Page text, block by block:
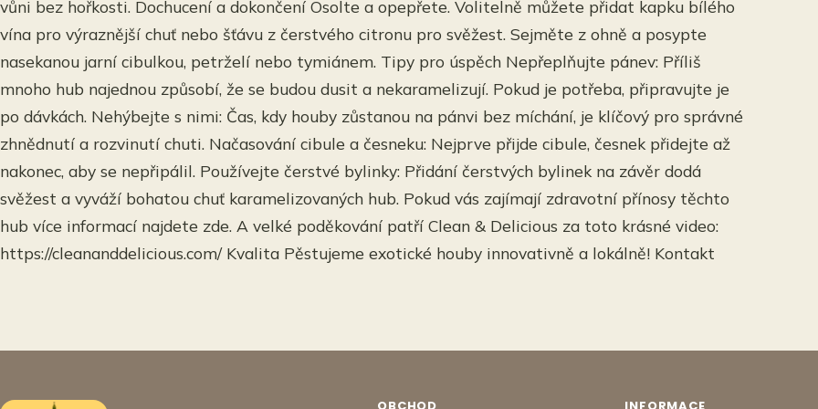
vůni bez hořkosti. Dochucení a dokončení Osolte a opepřete. Volitelně můžete přidat kapku bílého
vína pro výraznější chuť nebo šťávu z čerstvého citronu pro svěžest. Sejměte z ohně a posypte
nasekanou jarní cibulkou, petrželí nebo tymiánem. Tipy pro úspěch Nepřeplňujte pánev: Příliš
mnoho hub najednou způsobí, že se budou dusit a nekaramelizují. Pokud je potřeba, připravujte je
po dávkách. Nehýbejte s nimi: Čas, kdy houby zůstanou na pánvi bez míchání, je klíčový pro správné
zhnědnutí a rozvinutí chuti. Načasování cibule a česneku: Nejprve přijde cibule, česnek přidejte až
nakonec, aby se nepřipálil. Používejte čerstvé bylinky: Přidání čerstvých bylinek na závěr dodá
svěžest a vyváží bohatou chuť karamelizovaných hub. Pokud vás zajímají zdravotní přínosy těchto
hub více informací najdete zde. A velké poděkování patří Clean & Delicious za toto krásné video:
https://cleananddelicious.com/ Kvalita Pěstujeme exotické houby innovativně a lokálně! Kontakt